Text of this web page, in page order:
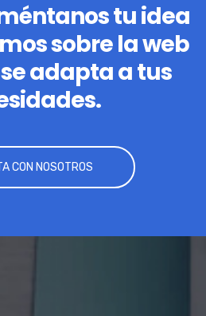
tu idea
sobre la web
adapta a tus
CON NOSOTROS